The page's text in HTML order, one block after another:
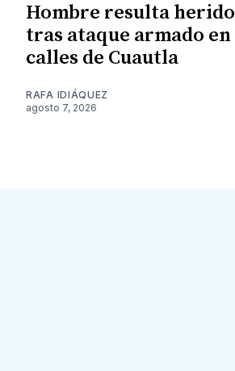
Hombre resulta herido
tras ataque armado en
calles de Cuautla
RAFA IDIÁQUEZ
agosto 7, 2026